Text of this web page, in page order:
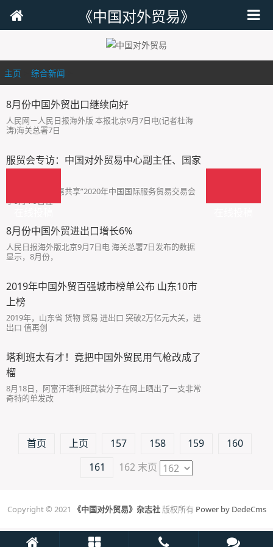
《中国对外贸易》
主页 综合新闻
8月份中国外贸出口继续向好
人民网－人民日报海外版 本报北京9月7日电(记者杜海
涛)海关总署7日
服贸会专访：中国对外贸易中心副主任、国家
“全球服务，互惠共享”2020年中国国际服务贸易交易会
于9月4-9日在
8月份中国外贸进出口增长6%
人民日报海外版北京9月7日电 海关总署7日发布的数据
显示，8月份，
2019年中国外贸百强城市榜单公布 山东10市
上榜
2019年，山东省 货物 贸易 进出口 突破2万亿元大关，进
出口 值再创
塔利班太有才！竟把中国外贸民用气枪改成了
榴
8月18日，阿富汗塔利班武装分子在网上晒出了一支非常
奇特的单发改
首页 上页 157 158 159
160
161
162 末页
Copyright © 2021 《中国对外贸易》杂志社版权所有 Power by DedeCms